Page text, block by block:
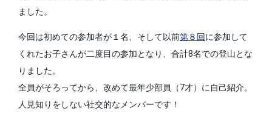
ました。
今回は初めての参加者が１名、そして以前第８回に参加して
くれたお子さんが二度目の参加となり、合計8名での登山とな
りました。
全員がそろってから、改めて最年少部員（7才）に自己紹介。
人見知りをしない社交的なメンバーです！